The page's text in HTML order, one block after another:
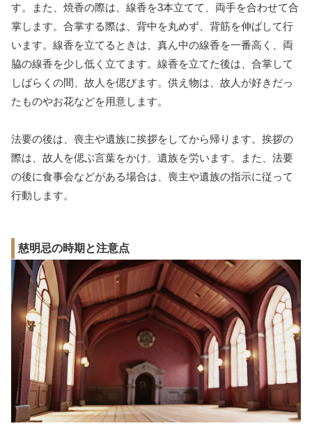
す。また、焼香の際は、線香を3本立てて、両手を合わせて合
掌します。合掌する際は、背中を丸めず、背筋を伸ばして行
います。線香を立てるときは、真ん中の線香を一番高く、両
脇の線香を少し低く立てます。線香を立てた後は、合掌して
しばらくの間、故人を偲びます。供え物は、故人が好きだっ
たものやお花などを用意します。
法要の後は、喪主や遺族に挨拶をしてから帰ります。挨拶の
際は、故人を偲ぶ言葉をかけ、遺族を労います。また、法要
の後に食事会などがある場合は、喪主や遺族の指示に従って
行動します。
慈明忌の時期と注意点